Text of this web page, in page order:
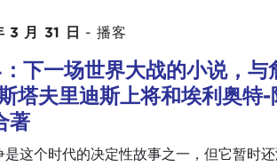
3 月 31 日 - 播客
下一场世界大战的小说，与
塔夫里迪斯上将和埃利奥特-
著
是这个时代的决定性故事之一，但它暂时